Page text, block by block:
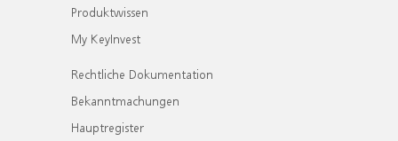
Produktwissen
My KeyInvest
Rechtliche Dokumentation
Bekanntmachungen
Hauptregister